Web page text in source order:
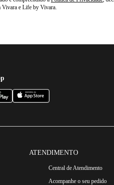
Vivara e Life by Vivara.
ATENDIMENTO
Central de Atendimento
Acompanhe o seu pedido